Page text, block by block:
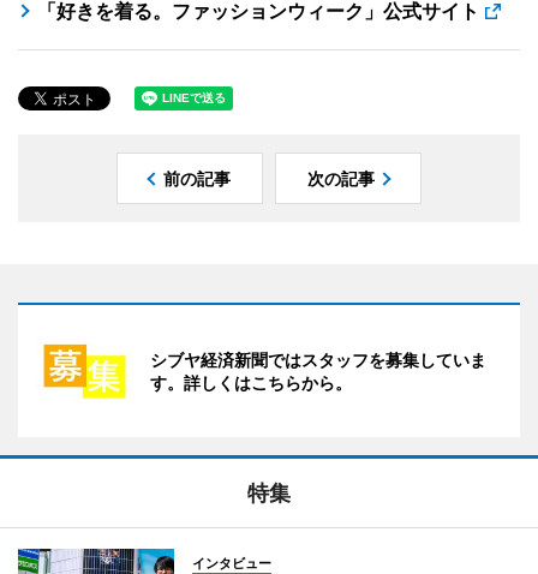
「好きを着る。ファッションウィーク」公式サイト
前の記事 次の記事
シブヤ経済新聞ではスタッフを募集していま
す。詳しくはこちらから。
特集
インタビュー